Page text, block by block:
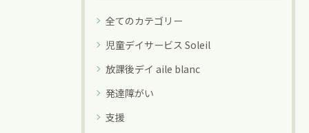
全てのカテゴリー
児童デイサービス Soleil
放課後デイ aile blanc
発達障がい
支援